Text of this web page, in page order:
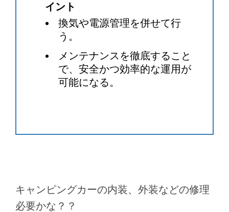
イント
換気や電源管理を併せて行
う。
メンテナンスを徹底すること
で、安全かつ効率的な運用が
可能になる。
キャンピングカーの内装、外装などの修理
必要かな？？